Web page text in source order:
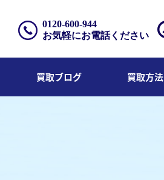
0120-600-944
お気軽にお電話ください
買取ブログ 買取方法